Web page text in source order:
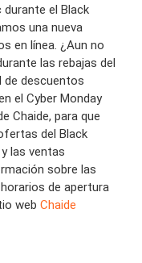
el Black
una nueva
en línea. ¿Aun no
las rebajas del
de descuentos
el Cyber Monday
Chaide, para que
del Black
las ventas
sobre las
de apertura
web Chaide